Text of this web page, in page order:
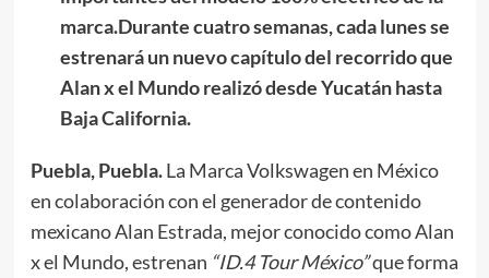
marca.Durante cuatro semanas, cada lunes se
estrenará un nuevo capítulo del recorrido que
Alan x el Mundo realizó desde Yucatán hasta
Baja California.
Puebla, Puebla.La Marca Volkswagen en México
en colaboración con el generador de contenido
mexicano Alan Estrada, mejor conocido como Alan
x el Mundo, estrenan “ID.4 Tour México”que forma